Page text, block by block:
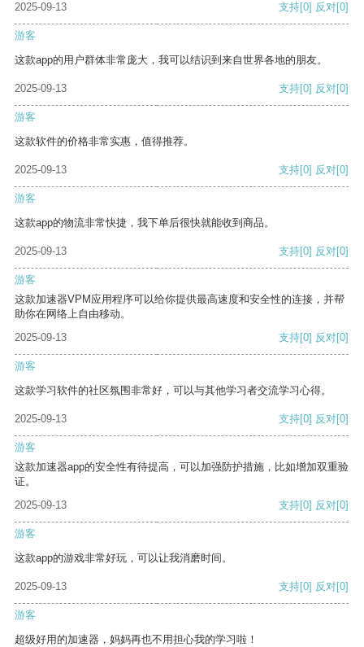
2025-09-13 支持[0] 反对[0]
游客
这款app的用户群体非常庞大，我可以结识到来自世界各地的朋友。
2025-09-13 支持[0] 反对[0]
游客
这款软件的价格非常实惠，值得推荐。
2025-09-13 支持[0] 反对[0]
游客
这款app的物流非常快捷，我下单后很快就能收到商品。
2025-09-13 支持[0] 反对[0]
游客
这款加速器VPM应用程序可以给你提供最高速度和安全性的连接，并帮
助你在网络上自由移动。
2025-09-13
支持[0] 反对[0]
游客
这款学习软件的社区氛围非常好，可以与其他学习者交流学习心得。
2025-09-13 支持[0] 反对[0]
游客
这款加速器app的安全性有待提高，可以加强防护措施，比如增加双重验
证。
2025-09-13
支持[0] 反对[0]
游客
这款app的游戏非常好玩，可以让我消磨时间。
2025-09-13 支持[0] 反对[0]
游客
超级好用的加速器，妈妈再也不用担心我的学习啦！